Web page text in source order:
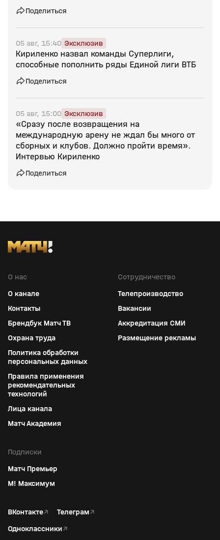
Поделиться
05 авг, 15:40 Эксклюзив
Кириленко назвал команды Суперлиги,
способные пополнить ряды Единой лиги ВТБ
Поделиться
05 авг, 15:00 Эксклюзив
«Сразу после возвращения на
международную арену не ждал бы много от
сборных и клубов. Должно пройти время».
Интервью Кириленко
Поделиться
О нас
О канале
Контакты
Брендбук Матч ТВ
Охрана труда
Политика обработки
персональных данных
Правила применения
рекомендательных
технологий
Лица канала
Матч Академия
Сотрудничество
Телепроизводство
Вакансии
Аккредитация СМИ
Размещение рекламы
Подписки
Матч Премьер
М! Максимум
ВКонтакте↗ Телеграм↗
Одноклассники↗